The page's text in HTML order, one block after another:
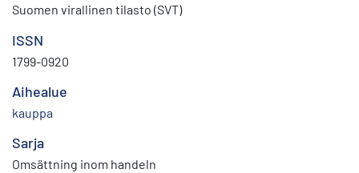
Suomen virallinen tilasto (SVT)
ISSN
1799-0920
Aihealue
kauppa
Sarja
Omsättning inom handeln